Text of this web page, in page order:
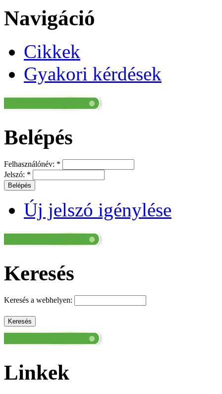
Navigáció
Cikkek
Gyakori kérdések
Belépés
Felhasználónév: *
Jelszó: *
Új jelszó igénylése
Keresés
Keresés a webhelyen:
Linkek